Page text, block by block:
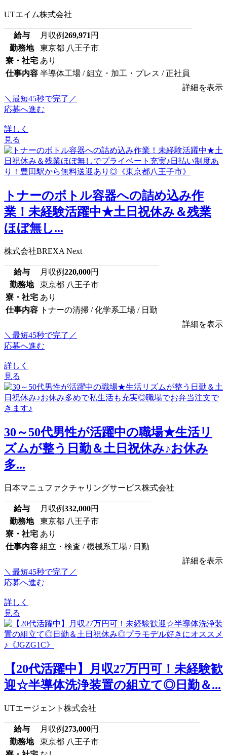
UTエイム株式会社
給与 月収例269,971 円
勤務地
東京都 八王子市
寮・社宅 あり
仕事内容 半導体工場 / 組立・加工・プレス / 正社員
詳細を表示
＼最短45秒で完了／
応募へ進む
詳しく
見る
トナーのボトル容器への詰め込み作
業！未経験活躍中★土日祝休み＆残業
ほぼ無し...
株式会社BREXA Next
給与 月収例220,000円
勤務地
東京都 八王子市
寮・社宅 あり
仕事内容 トナーの清掃 / 化学系工場 / 日勤
詳細を表示
＼最短45秒で完了／
応募へ進む
詳しく
見る
30～50代男性が活躍中の職場★生活リ
ズムが整う日勤＆土日祝休み♪お休み
多...
日本マニュファクチャリングサービス株式会社
給与 月収例332,000円
勤務地
東京都 八王子市
寮・社宅 あり
仕事内容 組立・検査 / 機械系工場 / 日勤
詳細を表示
＼最短45秒で完了／
応募へ進む
詳しく
見る
【20代活躍中】月収27万円可！未経験歓
迎☆半導体洗浄装置の組立て◎日勤＆...
UTエージェント株式会社
給与 月収例273,000円
勤務地
東京都 八王子市